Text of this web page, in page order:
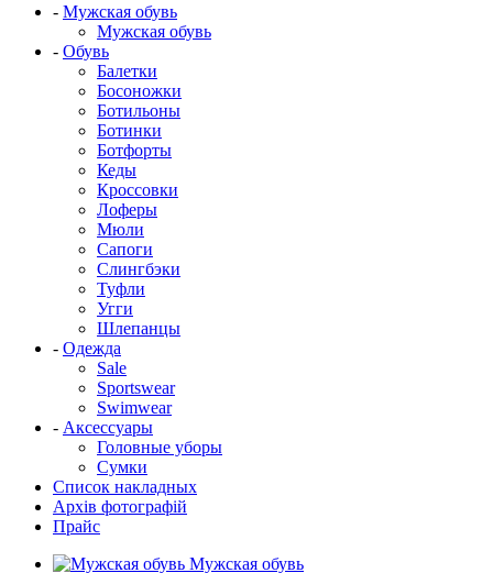
- Мужская обувь
Мужская обувь
- Обувь
Балетки
Босоножки
Ботильоны
Ботинки
Ботфорты
Кеды
Кроссовки
Лоферы
Мюли
Сапоги
Слингбэки
Туфли
Угги
Шлепанцы
- Одежда
Sale
Sportswear
Swimwear
- Аксессуары
Головные уборы
Сумки
Список накладных
Архів фотографій
Прайс
Мужская обувь